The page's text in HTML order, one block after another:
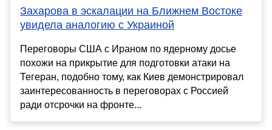
Захарова в эскалации на Ближнем Востоке
увидела аналогию с Украиной
Переговоры США с Ираном по ядерному досье
похожи на прикрытие для подготовки атаки на
Тегеран, подобно тому, как Киев демонстрировал
заинтересованность в переговорах с Россией
ради отсрочки на фронте...